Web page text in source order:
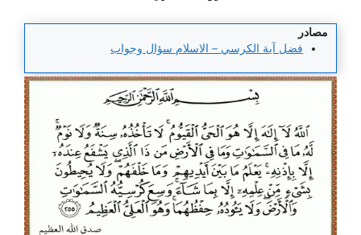
مصادر
فضل آية الكرسي – الاسلام سؤال وجواب